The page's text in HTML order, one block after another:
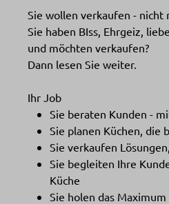
Sie wollen verkaufen - nicht
Sie haben BIss, Ehrgeiz,
und möchten verkaufen?
Dann lesen Sie weiter.
Ihr Job
Sie beraten Kunden -
Sie planen Küchen, die
Sie verkaufen
Sie begleiten Ihre
Küche
Sie holen das